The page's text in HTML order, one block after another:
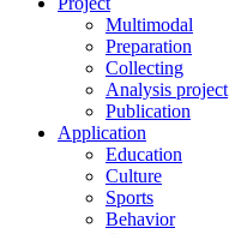
Multimodal
Preparation
Collecting
Analysis project
Publication
Application
Education
Culture
Sports
Behavior